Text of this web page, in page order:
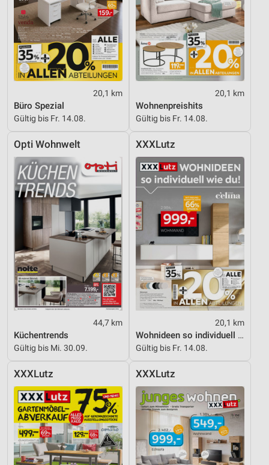
20,1 km
Büro Spezial
Gültig bis Fr. 14.08.
20,1 km
Wohnenpreishits
Gültig bis Fr. 14.08.
Opti Wohnwelt
44,7 km
Küchentrends
Gültig bis Mi. 30.09.
XXXLutz
20,1 km
Wohnideen so individuell wie du!
Gültig bis Fr. 14.08.
XXXLutz XXXLutz
Entwicklung und Verbesserung der Angebote
Verwendung reduzierter Daten zur Auswahl von
Inhalten
IAB-Besonderheiten:
Verwendung genauer Standortdaten
Geräte anhand von aktiv angeforderten
Informationen identifizieren
Nicht-IAB-Verarbeitungszwecke:
Notwendig
Performance
Funktional
Werbung